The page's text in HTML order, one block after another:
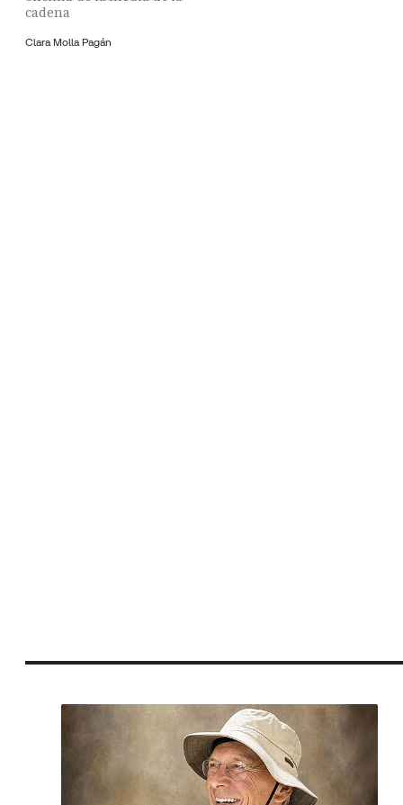
cadena
Clara Molla Pagán